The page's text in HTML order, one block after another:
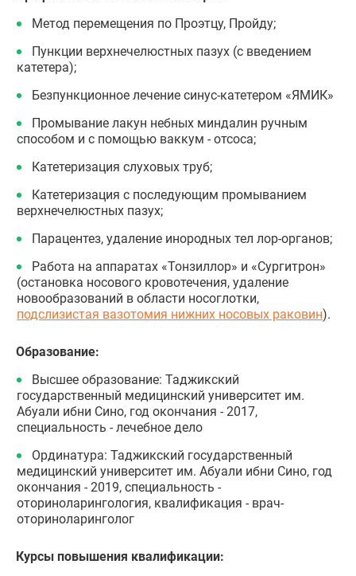
Метод перемещения по Проэтцу, Пройду;
Пункции верхнечелюстных пазух (с введением
катетера);
Безпункционное лечение синус-катетером «ЯМИК»
Промывание лакун небных миндалин ручным
способом и с помощью ваккум - отсоса;
Катетеризация слуховых труб;
Катетеризация с последующим промыванием
верхнечелюстных пазух;
Парацентез, удаление инородных тел лор-органов;
Работа на аппаратах «Тонзиллор» и «Сургитрон»
(остановка носового кровотечения, удаление
новообразований в области носоглотки,
подслизистая вазотомия нижних носовых раковин).
Образование:
Высшее образование: Таджикский
государственный медицинский университет им.
Абуали ибни Сино, год окончания - 2017,
специальность - лечебное дело
Ординатура: Таджикский государственный
медицинский университет им. Абуали ибни Сино, год
окончания - 2019, специальность -
оториноларингология, квалификация - врач-
оториноларинголог
Курсы повышения квалификации: